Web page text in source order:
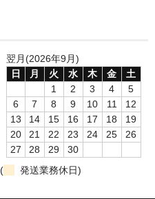
翌月(2026年9月)
日
月 火 水 木 金
土
1
2 3 4
5
6
7 8 9 10 11
12
13
14 15 16 17 18
19
20
21 22 23 24 25
26
27
28 29
30
(
発送業務休日)